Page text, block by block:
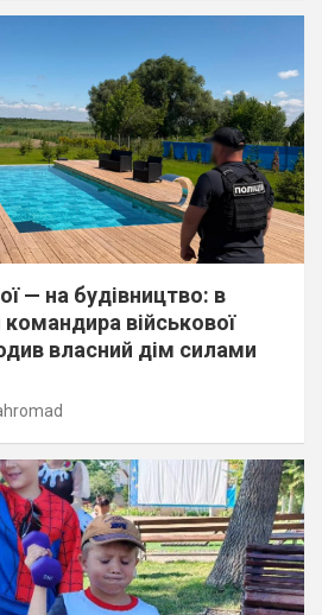
— на будівництво: в
військової
власний дім силами